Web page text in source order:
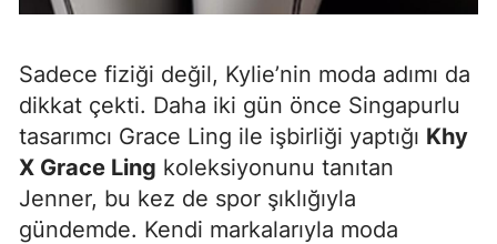
Sadece fiziği değil, Kylie’nin moda adımı da
dikkat çekti. Daha iki gün önce Singapurlu
tasarımcı Grace Ling ile işbirliği yaptığı Khy
X Grace Ling koleksiyonunu tanıtan
Jenner, bu kez de spor şıklığıyla
gündemde. Kendi markalarıyla moda